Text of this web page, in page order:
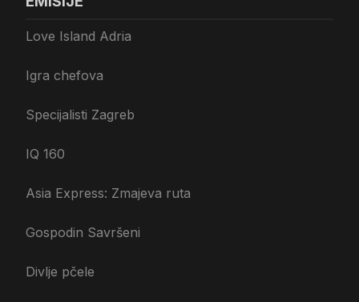
Love Island Adria
Igra chefova
Specijalisti Zagreb
IQ 160
Asia Express: Zmajeva ruta
Gospodin Savršeni
Divlje pčele